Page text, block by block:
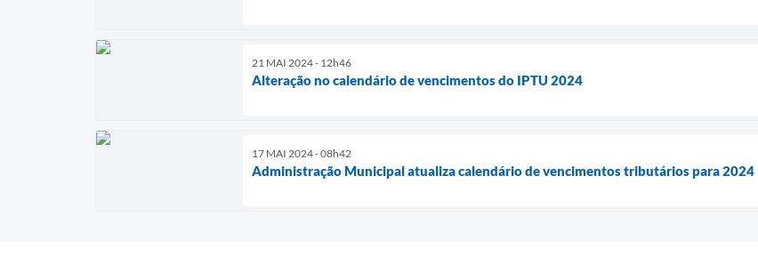
21 MAI 2024 - 12h46
Alteração no calendário de vencimentos do IPTU 2024
17 MAI 2024 - 08h42
Administração Municipal atualiza calendário de vencimentos tributários para 2024